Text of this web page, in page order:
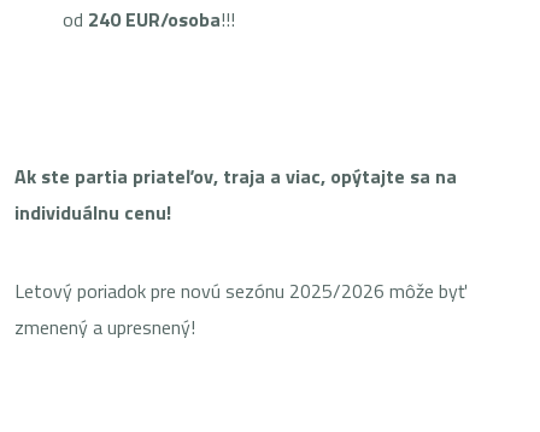
od 240 EUR/osoba!!!
Ak ste partia priateľov, traja a viac, opýtajte sa na
individuálnu cenu!
Letový poriadok pre novú sezónu 2025/2026 môže byť
zmenený a upresnený!